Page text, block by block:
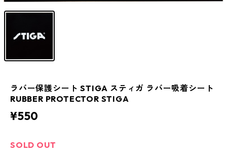
ラバー保護シート STIGA スティガ ラバー吸着シート
RUBBER PROTECTOR STIGA
¥550
SOLD OUT